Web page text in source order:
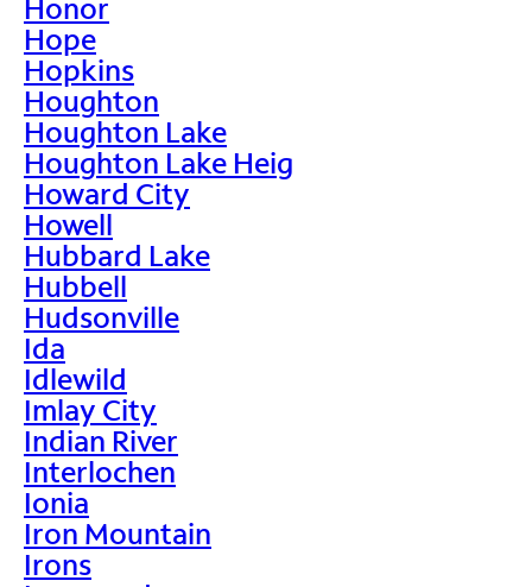
Honor
Hope
Hopkins
Houghton
Houghton Lake
Houghton Lake Heig
Howard City
Howell
Hubbard Lake
Hubbell
Hudsonville
Ida
Idlewild
Imlay City
Indian River
Interlochen
Ionia
Iron Mountain
Irons